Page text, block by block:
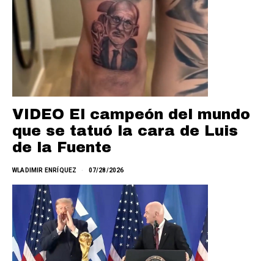
VIDEO El campeón del mundo
que se tatuó la cara de Luis
de la Fuente
WLADIMIR ENRÍQUEZ 07/28/2026